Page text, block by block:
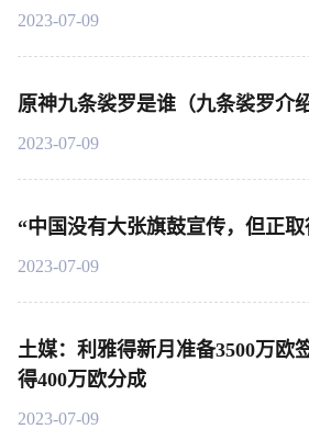
2023-07-09
原神九条裟罗是谁（九条裟罗介绍
2023-07-09
“中国没有大张旗鼓宣传，但正
2023-07-09
土媒：利雅得新月准备3500万欧
得400万欧分成
2023-07-09